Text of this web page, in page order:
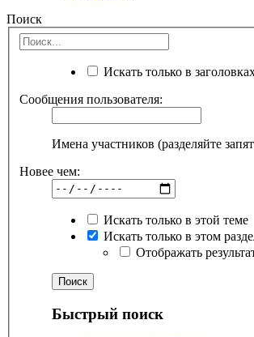
Поиск
Искать только в
Сообщения пользователя:
Имена участников (разделяйте
Новее чем:
Искать только в этой теме
Искать только в этом
Отображать
Быстрый поиск